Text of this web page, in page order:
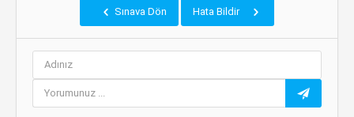
Sınava Dön Hata Bildir